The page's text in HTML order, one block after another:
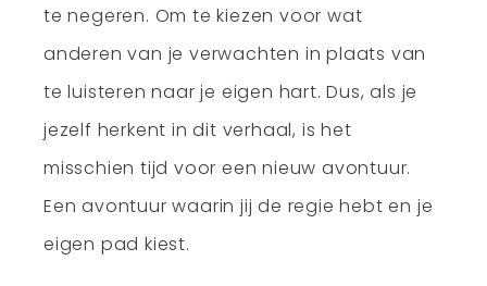
te negeren. Om te kiezen voor wat
anderen van je verwachten in plaats van
te luisteren naar je eigen hart. Dus, als je
jezelf herkent in dit verhaal, is het
misschien tijd voor een nieuw avontuur.
Een avontuur waarin jij de regie hebt en je
eigen pad kiest.